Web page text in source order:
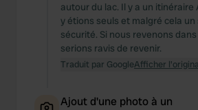
autour du lac. Il y a un itinéraire
y étions seuls et malgré cela
sécurité. Si nous revenons
serions ravis de revenir.
Traduit par GoogleAfficher
Ajout d'une photo à un